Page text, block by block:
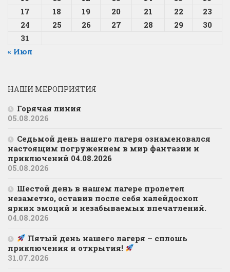
17
18 19 20 21 22
23
24
25 26 27 28 29
30
31
« Июл
НАШИ МЕРОПРИЯТИЯ
Горячая линия
05.08.2026
Седьмой день нашего лагеря ознаменовался
настоящим погружением в мир фантазии и
приключений 04.08.2026
05.08.2026
Шестой день в нашем лагере пролетел
незаметно, оставив после себя калейдоскоп
ярких эмоций и незабываемых впечатлений.
04.08.2026
Пятый день нашего лагеря – сплошь
приключения и открытия!
31.07.2026